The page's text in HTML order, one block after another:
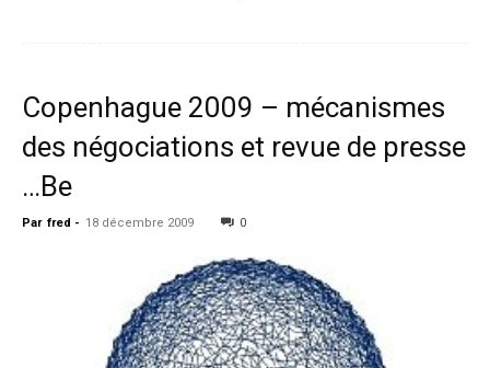
Copenhague 2009 – mécanismes
des négociations et revue de presse
…Be
Par fred - 18 décembre 2009 0